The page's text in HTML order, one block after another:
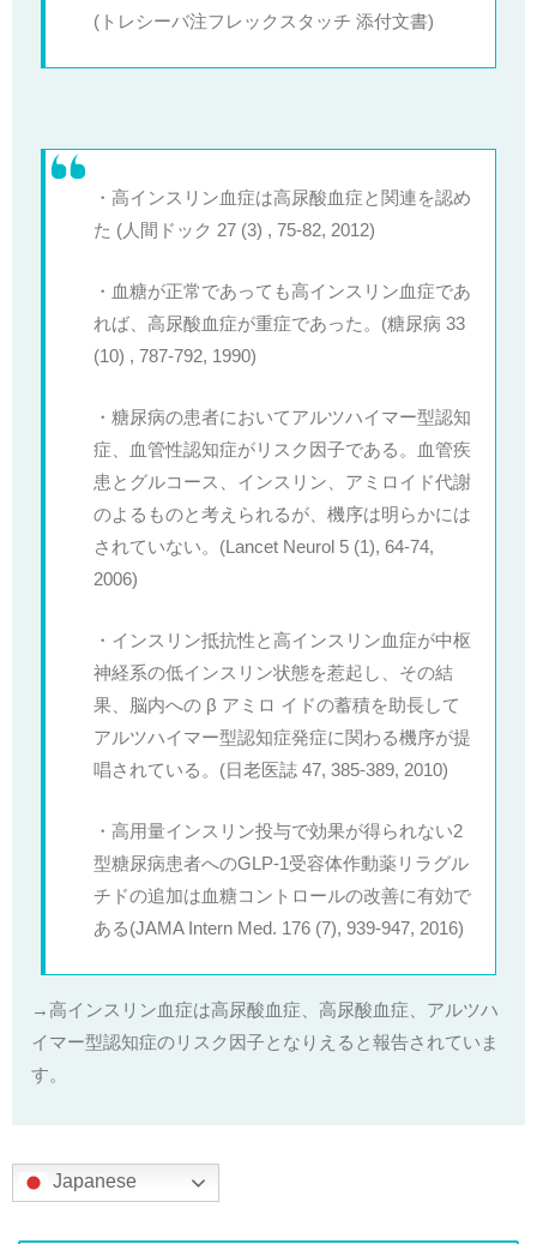
(トレシーバ注フレックスタッチ 添付文書)
・高インスリン血症は高尿酸血症と関連を認め
た (人間ドック 27 (3) , 75-82, 2012)
・血糖が正常であっても高インスリン血症であ
れば、高尿酸血症が重症であった。(糖尿病 33
(10) , 787-792, 1990)
・糖尿病の患者においてアルツハイマー型認知
症、血管性認知症がリスク因子である。血管疾
患とグルコース、インスリン、アミロイド代謝
のよるものと考えられるが、機序は明らかには
されていない。(Lancet Neurol 5 (1), 64-74,
2006)
・インスリン抵抗性と高インスリン血症が中枢
神経系の低インスリン状態を惹起し、その結
果、脳内への β アミロ イドの蓄積を助長して
アルツハイマー型認知症発症に関わる機序が提
唱されている。(日老医誌 47, 385-389, 2010)
・高用量インスリン投与で効果が得られない2
型糖尿病患者へのGLP-1受容体作動薬リラグル
チドの追加は血糖コントロールの改善に有効で
ある(JAMA Intern Med. 176 (7), 939-947, 2016)
→高インスリン血症は高尿酸血症、高尿酸血症、アルツハ
イマー型認知症のリスク因子となりえると報告されていま
す。
Japanese